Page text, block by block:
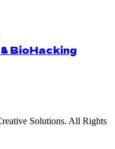
BioHacking
Solutions. All Rights